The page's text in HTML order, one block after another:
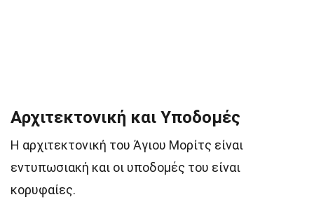
Αρχιτεκτονική και Υποδομές
Η αρχιτεκτονική του Άγιου Μορίτς είναι
εντυπωσιακή και οι υποδομές του είναι
κορυφαίες.